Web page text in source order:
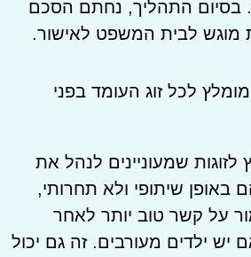
בסיום התהליך, נחתם הסכם
מוגש לבית המשפט לאישור.
מומלץ לכל זוג העומד בפני
לזוגות שמעוניינים לנהל את
באופן שיתופי ולא תחרותי,
על קשר טוב יותר לאחר
יש ילדים מעורבים. זה גם יכול